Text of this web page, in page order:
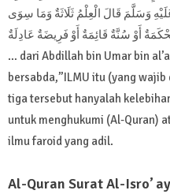
وَسَلَّمَ قَالَ الْعِلْمُ ثَلَاثَةٌ وَمَا سِوَى
أَوْ سُنَّةٌ قَائِمَةٌ أَوْ فَرِيضَةٌ عَادِلَةٌ
… dari Abdillah bin Umar bin
bersabda,”ILMU itu (yang
tiga tersebut hanyalah
untuk menghukumi (Al-Quran)
ilmu faroid yang adil.
Al-Quran Surat Al-Isro’